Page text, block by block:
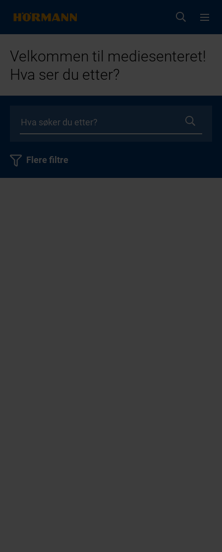
Velkommen til mediesenteret!
Hva ser du etter?
Flere filtre